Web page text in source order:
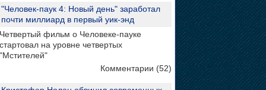
"Человек-паук 4: Новый день" заработал
почти миллиард в первый уик-энд
фильм о Человеке-пауке
на уровне четвертых
Комментарии (52)